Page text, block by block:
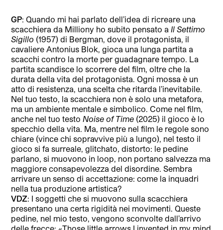
GP: Quando mi hai parlato dell’idea di ricreare una
scacchiera da Milliony ho subito pensato aIl Settimo
Sigillo (1957) di Bergman, dove il protagonista, il
cavaliere Antonius Blok, gioca una lunga partita a
scacchi contro la morte per guadagnare tempo. La
partita scandisce lo scorrere del film, oltre che la
durata della vita del protagonista. Ogni mossa è un
atto di resistenza, una scelta che ritarda l’inevitabile.
Nel tuo testo, la scacchiera non è solo una metafora,
ma un ambiente mentale e simbolico. Come nel film,
anche nel tuo testoNoise of Time (2025) il gioco è lo
specchio della vita. Ma, mentre nel film le regole sono
chiare (vince chi sopravvive più a lungo), nel testo il
gioco si fa surreale, glitchato, distorto: le pedine
parlano, si muovono in loop, non portano salvezza ma
maggiore consapevolezza del disordine. Sembra
arrivare un senso di accettazione: come la inquadri
nella tua produzione artistica?
VDZ: I soggetti che si muovono sulla scacchiera
presentano una certa rigidità nei movimenti. Queste
pedine, nel mio testo, vengono sconvolte dall’arrivo